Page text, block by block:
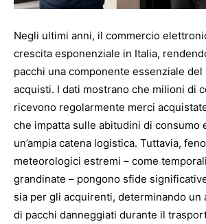
Negli ultimi anni, il commercio
crescita esponenziale in Italia,
pacchi una componente essenziale del
acquisti. I dati mostrano che milioni di
ricevono regolarmente merci
che impatta sulle abitudini di consumo
un’ampia catena logistica. Tuttavia,
meteorologici estremi – come
grandinate – pongono sfide
sia per gli acquirenti, determinando un
di pacchi danneggiati durante il